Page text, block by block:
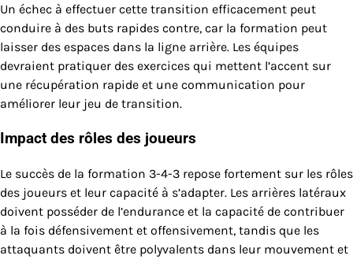
Un échec à effectuer cette transition efficacement peut
conduire à des buts rapides contre, car la formation peut
laisser des espaces dans la ligne arrière. Les équipes
devraient pratiquer des exercices qui mettent l’accent sur
une récupération rapide et une communication pour
améliorer leur jeu de transition.
Impact des rôles des joueurs
Le succès de la formation 3-4-3 repose fortement sur les rôles
des joueurs et leur capacité à s’adapter. Les arrières latéraux
doivent posséder de l’endurance et la capacité de contribuer
à la fois défensivement et offensivement, tandis que les
attaquants doivent être polyvalents dans leur mouvement et